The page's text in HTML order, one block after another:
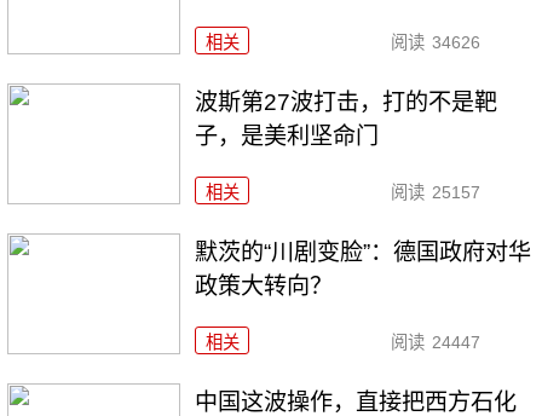
相关 阅读 34626
波斯第27波打击，打的不是靶
子，是美利坚命门
相关 阅读 25157
默茨的“川剧变脸”：德国政府对华
政策大转向？
相关 阅读 24447
中国这波操作，直接把西方石化